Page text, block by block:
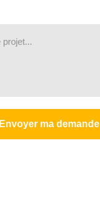
Envoyer ma demande